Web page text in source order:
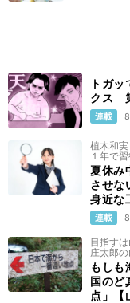
トガ
クス
連載
植木和
１年で
夏休み
させな
身近な
連載
目指す
庄太郎
もしも
国のど
点」【